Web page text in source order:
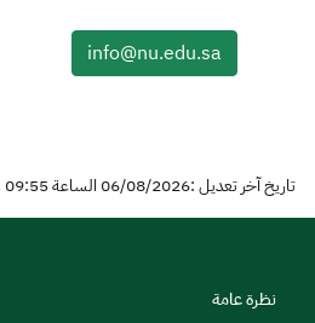
info@nu.edu.sa
تاريخ آخر تعديل :06/08/2026 الساعة 09:55 مساءً
نظرة عامة